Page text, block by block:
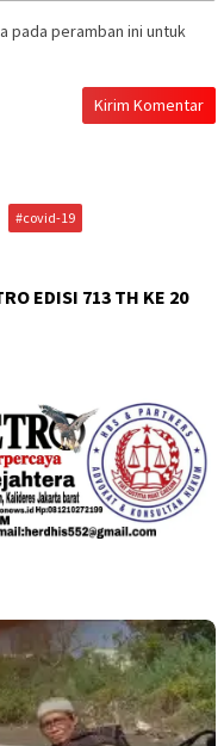
pada peramban ini untuk
#covid-19
EDISI 713 TH KE 20